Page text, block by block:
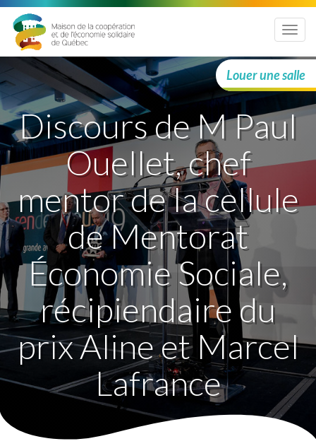
Menu
Louer une salle
Discours de M Paul
Ouellet, chef
mentor de la cellule
de Mentorat
Économie Sociale,
récipiendaire du
prix Aline et Marcel
Lafrance